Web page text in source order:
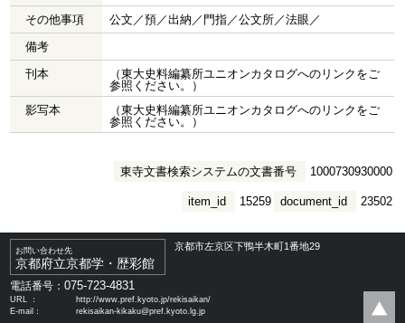
その他事項
公文／預／出納／門指／公文所／法眼／
備考
刊本
（東大史料編纂所ユニオンカタログへのリンクをご
参照ください。）
影写本
（東大史料編纂所ユニオンカタログへのリンクをご
参照ください。）
東寺文書検索システムの文書番号 1000730930000
document_id 23502
item_id 15259
お問い合わせ先
京都府立京都学・歴彩館
京都市左京区下鴨半木町1番地29
電話番号：075-723-4831
URL ：
http://www.pref.kyoto.jp/rekisaikan/
E-mail：
rekisaikan-kikaku@pref.kyoto.lg.jp